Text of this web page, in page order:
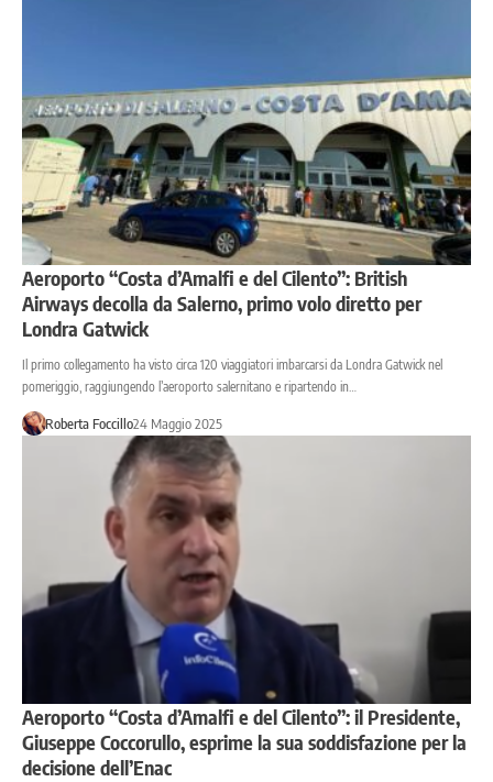
Aeroporto “Costa d’Amalfi e del Cilento”: British
Airways decolla da Salerno, primo volo diretto per
Londra Gatwick
Il primo collegamento ha visto circa 120 viaggiatori imbarcarsi da Londra Gatwick nel
pomeriggio, raggiungendo l’aeroporto salernitano e ripartendo in…
Roberta Foccillo24 Maggio 2025
Aeroporto “Costa d’Amalfi e del Cilento”: il Presidente,
Giuseppe Coccorullo, esprime la sua soddisfazione per la
decisione dell’Enac